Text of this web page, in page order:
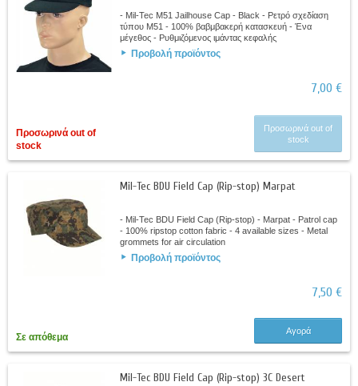
- Mil-Tec M51 Jailhouse Cap - Black - Ρετρό σχεδίαση
τύπου Μ51 - 100% βαβμβακερή κατασκευή - Ένα
μέγεθος - Ρυθμιζόμενος ιμάντας κεφαλής
Προβολή προϊόντος
7,00 €
Προσωρινά out of
stock
Προσωρινά out of
stock
Mil-Tec BDU Field Cap (Rip-stop) Marpat
- Mil-Tec BDU Field Cap (Rip-stop) - Marpat - Patrol cap
- 100% ripstop cotton fabric - 4 available sizes - Metal
grommets for air circulation
Προβολή προϊόντος
7,50 €
Σε απόθεμα
Αγορά
Mil-Tec BDU Field Cap (Rip-stop) 3C Desert